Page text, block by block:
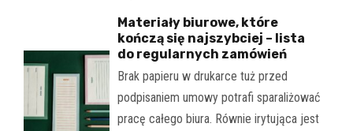
Materiały biurowe, które
kończą się najszybciej – lista
do regularnych zamówień
Brak papieru w drukarce tuż przed
podpisaniem umowy potrafi sparaliżować
pracę całego biura. Równie irytująca jest